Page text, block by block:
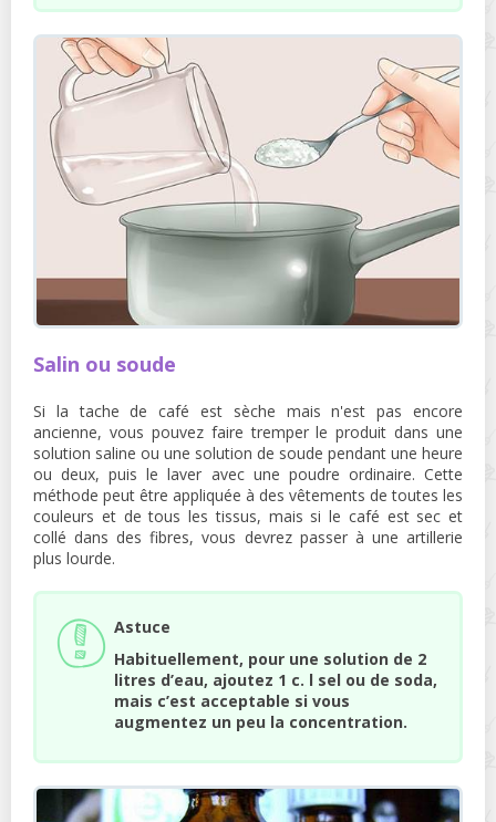
Salin ou soude
Si la tache de café est sèche mais n'est pas encore
ancienne, vous pouvez faire tremper le produit dans une
solution saline ou une solution de soude pendant une heure
ou deux, puis le laver avec une poudre ordinaire. Cette
méthode peut être appliquée à des vêtements de toutes les
couleurs et de tous les tissus, mais si le café est sec et
collé dans des fibres, vous devrez passer à une artillerie
plus lourde.
Astuce
Habituellement, pour une solution de 2
litres d’eau, ajoutez 1 c. l sel ou de soda,
mais c’est acceptable si vous
augmentez un peu la concentration.